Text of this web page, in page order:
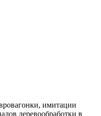
имитации
деревообработки в